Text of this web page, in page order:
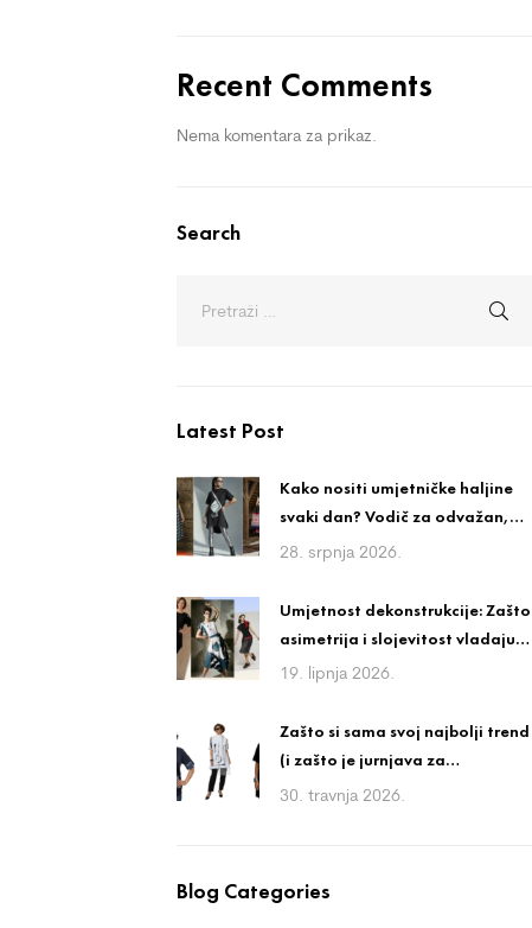
Recent Comments
Nema komentara za prikaz.
Search
Latest Post
Kako nositi umjetničke haljine
svaki dan? Vodič za odvažan,
ali nosiv stil
28. srpnja 2026.
Umjetnost dekonstrukcije: Zašto
asimetrija i slojevitost vladaju
avangardnom modom?
19. lipnja 2026.
Zašto si sama svoj najbolji trend
(i zašto je jurnjava za
trendovima igra bez
30. travnja 2026.
Blog Categories